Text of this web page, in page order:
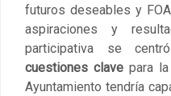
futuros deseables y
aspiraciones y
participativa se
cuestiones clavepara la
Ayuntamiento tendría